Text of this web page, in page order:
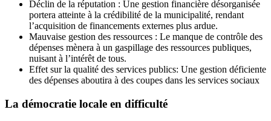
Déclin de la réputation : Une gestion financière désorganisée
portera atteinte à la crédibilité de la municipalité, rendant
l’acquisition de financements externes plus ardue.
Mauvaise gestion des ressources : Le manque de contrôle des
dépenses mènera à un gaspillage des ressources publiques,
nuisant à l’intérêt de tous.
Effet sur la qualité des services publics: Une gestion déficiente
des dépenses aboutira à des coupes dans les services sociaux
La démocratie locale en difficulté